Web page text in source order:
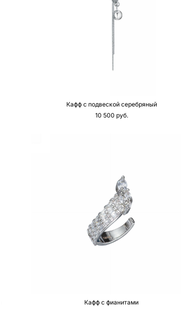
Кафф с подвеской серебряный
10 500 pуб.
Кафф с фианитами